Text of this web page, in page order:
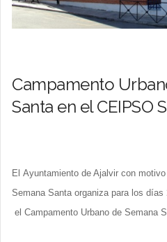
Campamento
Santa en el CEIPSO
El Ayuntamiento de Ajalvir con
Semana Santa organiza para los días
el Campamento Urbano de Semana